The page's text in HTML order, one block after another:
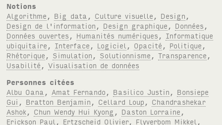
Notions
Algorithme
Big data Culture visuelle Design
Design de l'information
Design graphique Données
Données ouvertes
Humanités numériques
Informatique
ubiquitaire
Interface Logiciel Opacité Politique
Rhétorique
Simulation Solutionnisme ,Transparence
Usabilité ,Visualisation de données
Personnes citées
Albu Oana
Amat Fernando Basilico Justin
Bonsiepe
Gui
Bratton Benjamin Cellard Loup
Chandrashekar
Ashok
Chun Wendy Hui Kyong Daston Lorraine
Erickson Paul
Ertzscheid Olivier, Flyverbom Mikkel